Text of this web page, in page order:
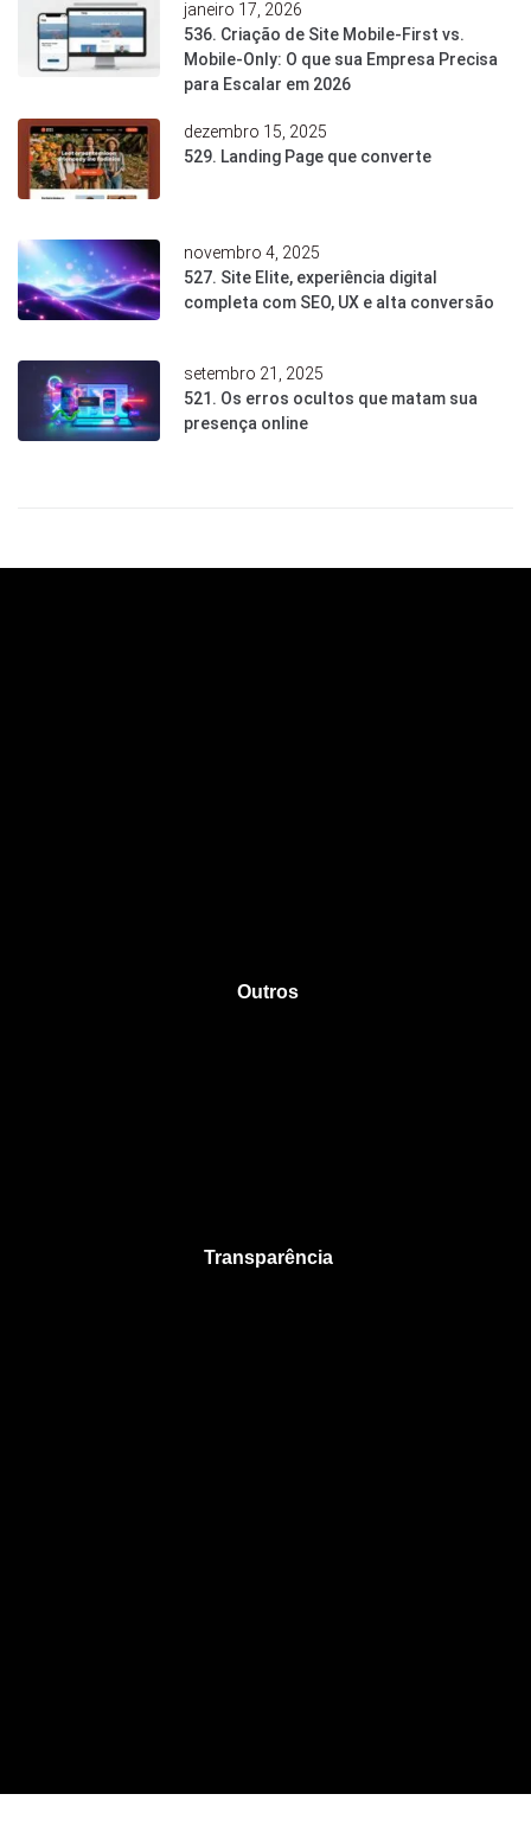
janeiro 17, 2026
536. Criação de Site Mobile-First vs.
Mobile-Only: O que sua Empresa Precisa
para Escalar em 2026
dezembro 15, 2025
529. Landing Page que converte
novembro 4, 2025
527. Site Elite, experiência digital
completa com SEO, UX e alta conversão
setembro 21, 2025
521. Os erros ocultos que matam sua
presença online
Outros
Transparência